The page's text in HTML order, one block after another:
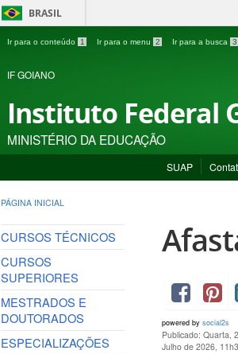
BRASIL
Ir para o conteúdo 1 Ir para o menu 2 Ir para a busca 3
IF GOIANO
Instituto Federal
MINISTÉRIO DA EDUCAÇÃO
SUAP
PÁGINA INICIAL
CURSOS TÉCNICOS
CURSOS
SUPERIORES
MESTRADOS E
DOUTORADOS
ESPECIALIZAÇÕES
powered by social2s
Publicado: Quarta,
Julho de 2026,